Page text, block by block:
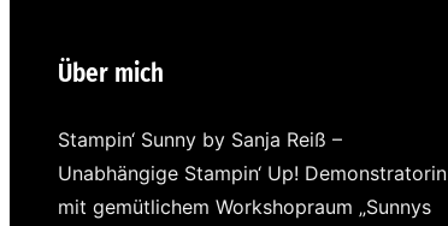
Über mich
Stampin‘ Sunny by Sanja Reiß –
Unabhängige Stampin‘ Up! Demonstratorin
mit gemütlichem Workshopraum „Sunnys